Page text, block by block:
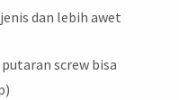
dan lebih awet
screw bisa